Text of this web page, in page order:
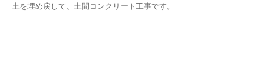
土を埋め戻して、土間コンクリート工事です。